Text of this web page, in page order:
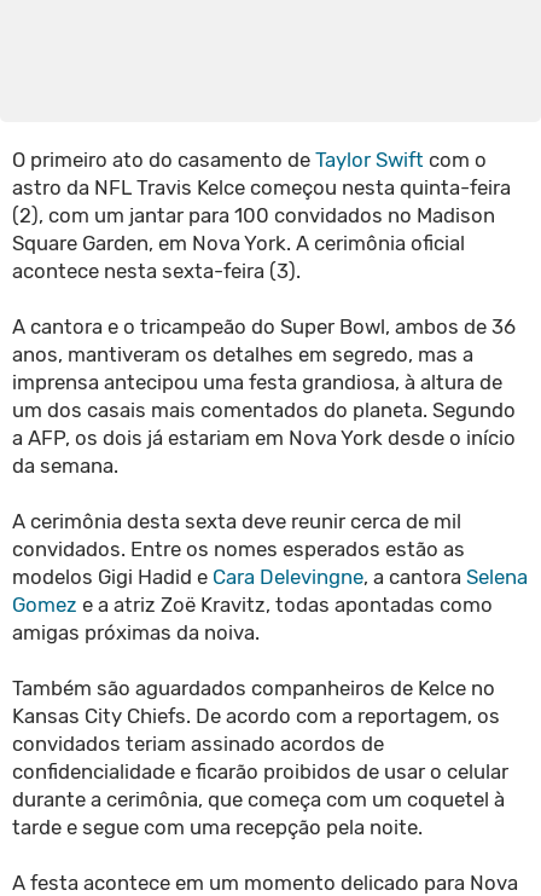
O primeiro ato do casamento de Taylor Swift com o
astro da NFL Travis Kelce começou nesta quinta-feira
(2), com um jantar para 100 convidados no Madison
Square Garden, em Nova York. A cerimônia oficial
acontece nesta sexta-feira (3).
A cantora e o tricampeão do Super Bowl, ambos de 36
anos, mantiveram os detalhes em segredo, mas a
imprensa antecipou uma festa grandiosa, à altura de
um dos casais mais comentados do planeta. Segundo
a AFP, os dois já estariam em Nova York desde o início
da semana.
A cerimônia desta sexta deve reunir cerca de mil
convidados. Entre os nomes esperados estão as
modelos Gigi Hadid e Cara Delevingne, a cantora Selena
Gomez e a atriz Zoë Kravitz, todas apontadas como
amigas próximas da noiva.
Também são aguardados companheiros de Kelce no
Kansas City Chiefs. De acordo com a reportagem, os
convidados teriam assinado acordos de
confidencialidade e ficarão proibidos de usar o celular
durante a cerimônia, que começa com um coquetel à
tarde e segue com uma recepção pela noite.
A festa acontece em um momento delicado para Nova